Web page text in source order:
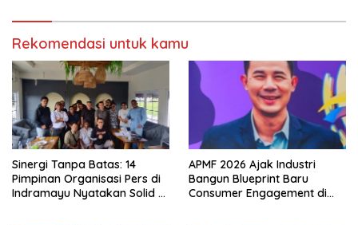
Rekomendasi untuk kamu
Sinergi Tanpa Batas: 14
Pimpinan Organisasi Pers di
Indramayu Nyatakan Solid di
APMF 2026 Ajak Industri
Bangun Blueprint Baru
Consumer Engagement di